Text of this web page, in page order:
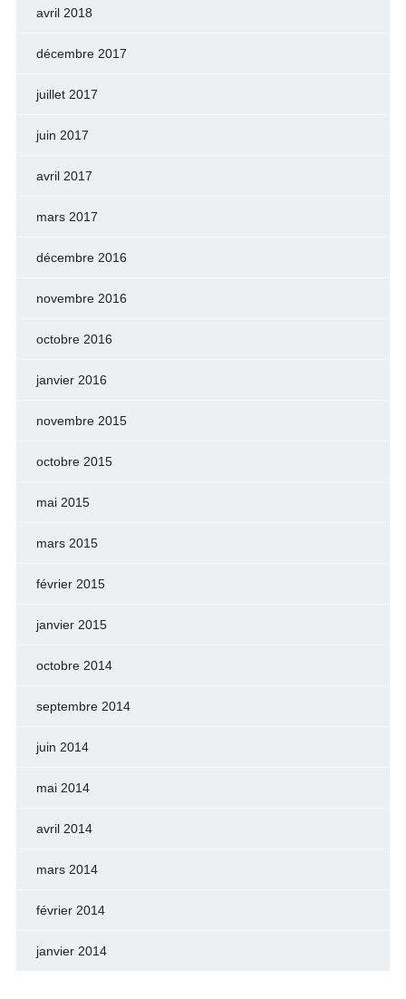
avril 2018
décembre 2017
juillet 2017
juin 2017
avril 2017
mars 2017
décembre 2016
novembre 2016
octobre 2016
janvier 2016
novembre 2015
octobre 2015
mai 2015
mars 2015
février 2015
janvier 2015
octobre 2014
septembre 2014
juin 2014
mai 2014
avril 2014
mars 2014
février 2014
janvier 2014